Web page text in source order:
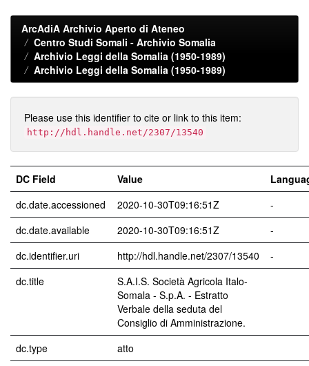
ArcAdiA Archivio Aperto di Ateneo
Centro Studi Somali - Archivio Somalia
Archivio Leggi della Somalia (1950-1989)
Archivio Leggi della Somalia (1950-1989)
Please use this identifier to cite or link to this item:
http://hdl.handle.net/2307/13540
DC Field Value
dc.date.accessioned
2020-10-30T09:16:51Z
-
dc.date.available
2020-10-30T09:16:51Z
-
dc.identifier.uri
http://hdl.handle.net/2307/13540
-
dc.title
S.A.I.S. Società Agricola Italo-
Somala - S.p.A. - Estratto
Verbale della seduta del
Consiglio di Amministrazione.
dc.type
atto